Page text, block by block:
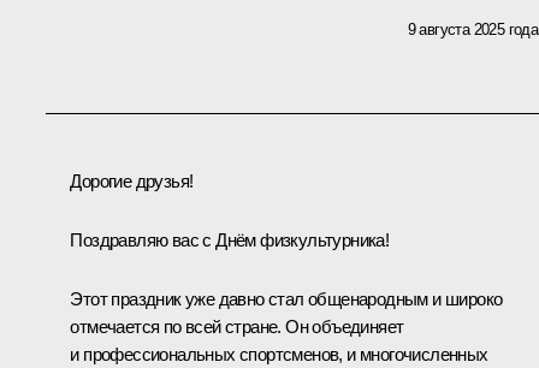
9 августа 2025 года
Дорогие друзья!
Поздравляю вас с Днём физкультурника!
Этот праздник уже давно стал общенародным и широко
отмечается по всей стране. Он объединяет
и профессиональных спортсменов, и многочисленных